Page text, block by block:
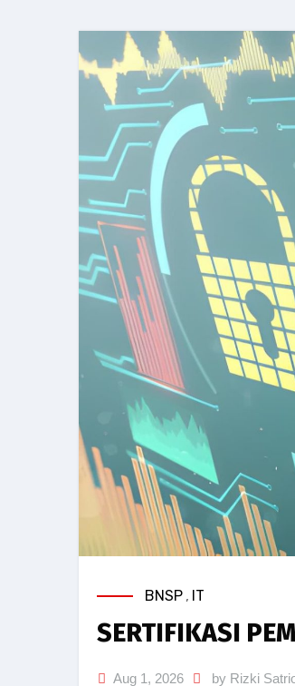
BNSP , IT
SERTIFIKASI
Aug 1, 2026 by Rizki